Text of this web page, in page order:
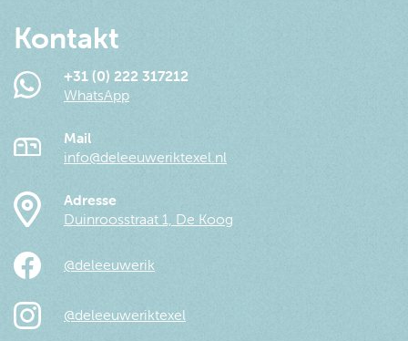
Kontakt
+31 (0) 222 317212
WhatsApp
Mail
info@deleeuweriktexel.nl
Adresse
Duinroosstraat 1, De Koog
@deleeuwerik
@deleeuweriktexel